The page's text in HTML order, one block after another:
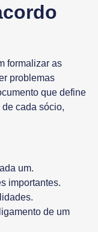
formalizar as
problemas
que define
cada sócio,
um.
importantes.
de um